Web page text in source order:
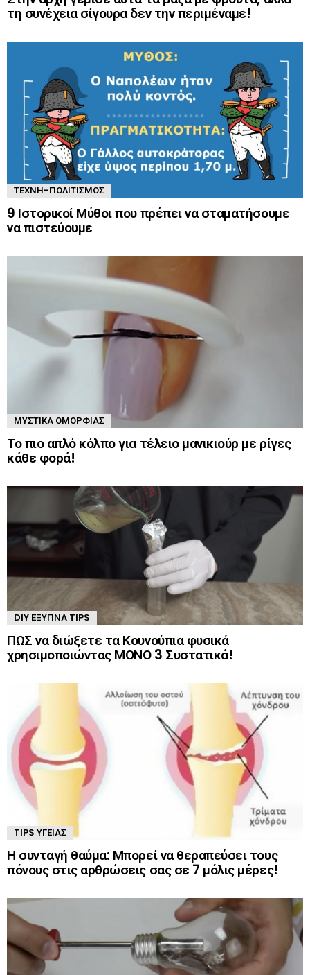
τη συνέχεια σίγουρα δεν την περιμέναμε!
ΤΈΧΝΗ-ΠΟΛΙΤΙΣΜΌΣ
9 Ιστορικοί Μύθοι που πρέπει να σταματήσουμε
να πιστεύουμε
ΜΥΣΤΙΚΆ ΟΜΟΡΦΙΆΣ
Το πιο απλό κόλπο για τέλειο μανικιούρ με ρίγες
κάθε φορά!
DIY ΈΞΥΠΝΑ TIPS
ΠΩΣ να διώξετε τα Κουνούπια φυσικά
χρησιμοποιώντας ΜΟΝΟ 3 Συστατικά!
TIPS ΥΓΕΊΑΣ
Η συνταγή θαύμα: Μπορεί να θεραπεύσει τους
πόνους στις αρθρώσεις σας σε 7 μόλις μέρες!